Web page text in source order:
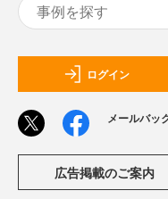
ログイン
メールバッ
広告掲載のご案内